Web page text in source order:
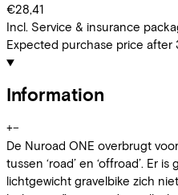
€28,41
Incl. Service & insurance
Expected purchase price after
Information
+−
De Nuroad ONE overbrugt
tussen ‘road’ en ‘offroad’. Er
lichtgewicht gravelbike zich